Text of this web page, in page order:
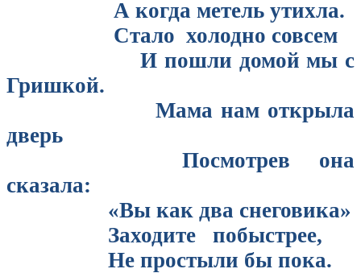
А когда метель утихла.
Стало холодно совсем
И пошли домой мы с
Гришкой.
Мама нам открыла
дверь
Посмотрев она
сказала:
«Вы как два снеговика»
Заходите побыстрее,
Не простыли бы пока.